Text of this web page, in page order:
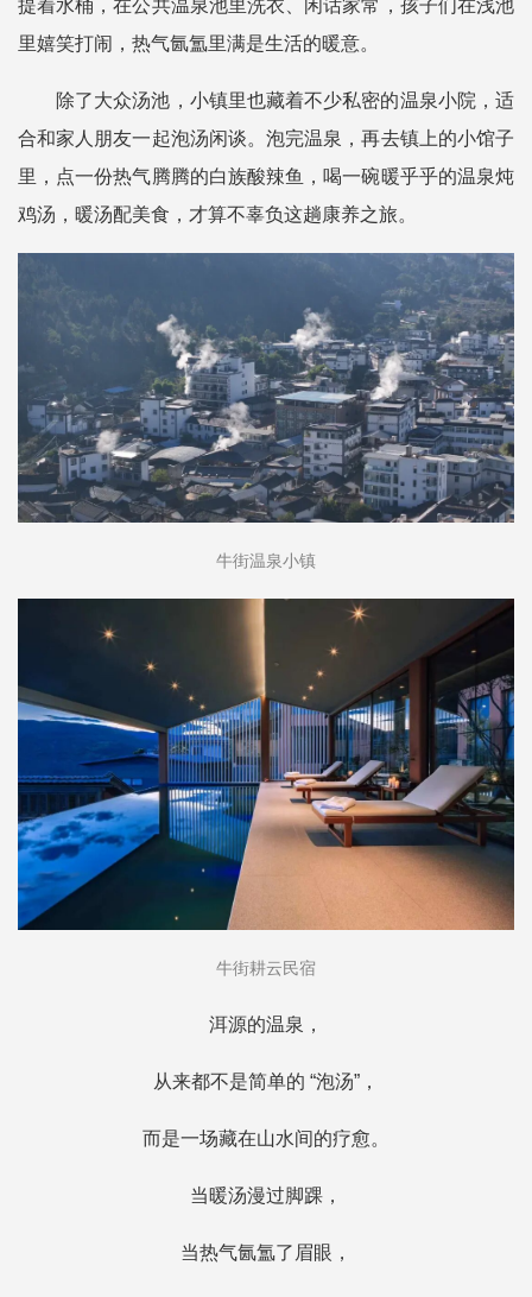
提着水桶，在公共温泉池里洗衣、闲话家常，孩子们在浅池
里嬉笑打闹，热气氤氲里满是生活的暖意。
除了大众汤池，小镇里也藏着不少私密的温泉小院，适
合和家人朋友一起泡汤闲谈。泡完温泉，再去镇上的小馆子
里，点一份热气腾腾的白族酸辣鱼，喝一碗暖乎乎的温泉炖
鸡汤，暖汤配美食，才算不辜负这趟康养之旅。
牛街温泉小镇
牛街耕云民宿
洱源的温泉，
从来都不是简单的 “泡汤”，
而是一场藏在山水间的疗愈。
当暖汤漫过脚踝，
当热气氤氲了眉眼，